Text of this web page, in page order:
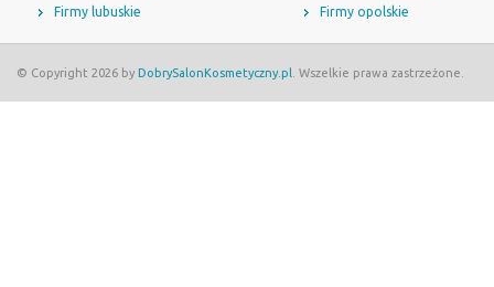
Firmy lubuskie
Firmy opolskie
© Copyright 2026 by DobrySalonKosmetyczny.pl . Wszelkie prawa zastrzeżone.